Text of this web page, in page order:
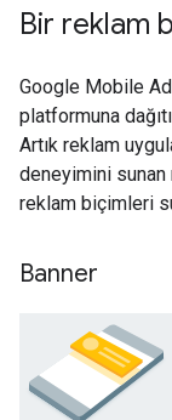
Bir reklam
Google Mobile
platformuna
Artık reklam
deneyimini
reklam biçimleri
Banner